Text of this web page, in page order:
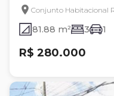
Conjunto Habitacional
81.88 m² 3 1
R$ 280.000